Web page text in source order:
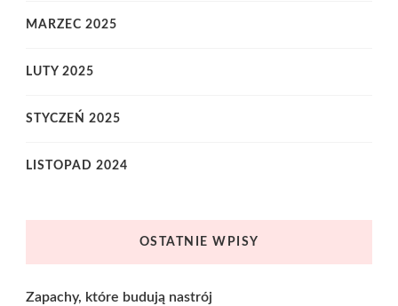
MARZEC 2025
LUTY 2025
STYCZEŃ 2025
LISTOPAD 2024
OSTATNIE WPISY
Zapachy, które budują nastrój